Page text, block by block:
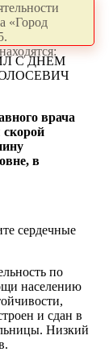
«Город
С ДНЕМ
врача
в
сердечные
по
населению
и сдан в
Низкий